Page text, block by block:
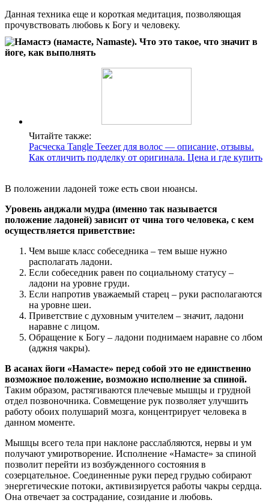
Данная техника еще и короткая медитация, позволяющая
прочувствовать любовь к Богу и человеку.
Читайте также:
Расческа Tangle Teezer для волос — описание, отзывы.
Как отличить подделку от оригинала. Цена и где купить
В положении ладоней тоже есть свои нюансы.
Уровень анджали мудра (именно так называется
положение ладоней) зависит от чина того человека, с кем
осуществляется приветствие:
Чем выше класс собеседника – тем выше нужно
располагать ладони.
Если собеседник равен по социальному статусу –
ладони на уровне груди.
Если напротив уважаемый старец – руки располагаются
на уровне шеи.
Приветствие с духовным учителем – значит, ладони
наравне с лицом.
Обращение к Богу – ладони поднимаем наравне со лбом
(аджня чакры).
В асанах йоги «Намасте» перед собой это не единственно
возможное положение, возможно исполнение за спиной.
Таким образом, растягиваются плечевые мышцы и грудной
отдел позвоночника. Совмещение рук позволяет улучшить
работу обоих полушарий мозга, концентрирует человека в
данном моменте.
Мышцы всего тела при наклоне расслабляются, нервы и ум
получают умиротворение. Исполнение «Намасте» за спиной
позволит перейти из возбужденного состояния в
созерцательное. Соединенные руки перед грудью собирают
энергетические потоки, активизируется работы чакры сердца.
Она отвечает за сострадание, созидание и любовь.